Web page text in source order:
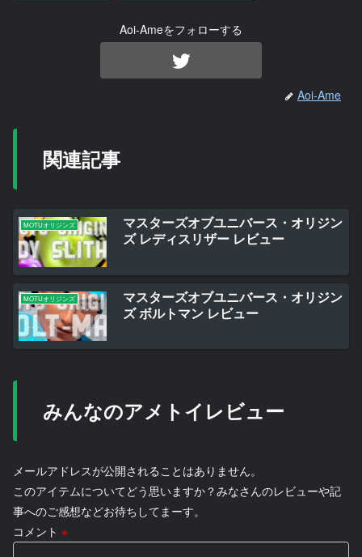
Aoi-Ameをフォローする
Aoi-Ame
関連記事
MOTUオリジンズ
マスターズオブユニバース・オリジン
ズ レディスリザー レビュー
MOTUオリジンズ
マスターズオブユニバース・オリジン
ズ ボルトマン レビュー
みんなのアメトイレビュー
メールアドレスが公開されることはありません。
このアイテムについてどう思いますか？みなさんのレビューや記
事へのご感想などお待ちしてまーす。
コメント ※